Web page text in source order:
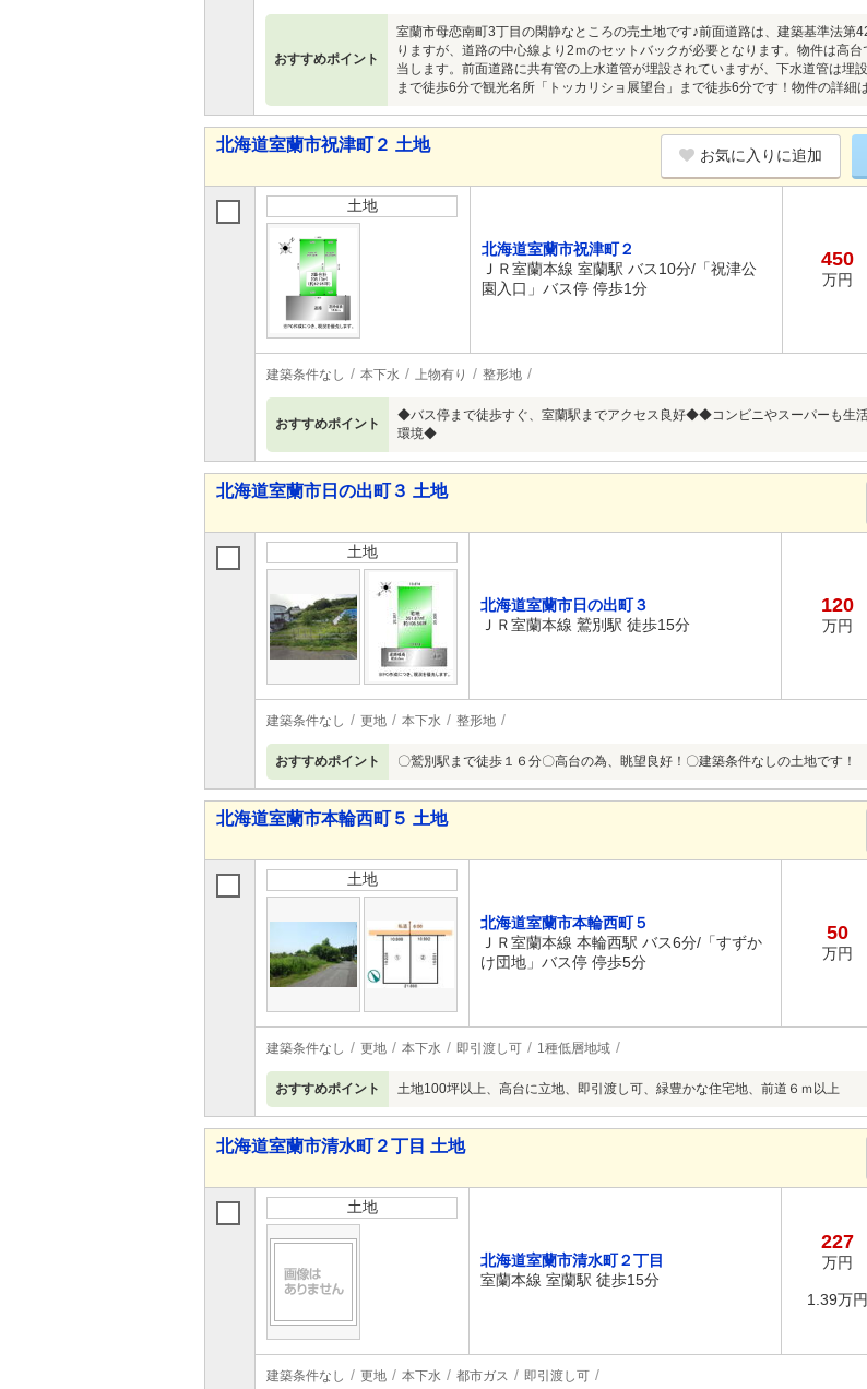
おすすめポイント
室蘭市母恋南町3丁目の閑静なところの売土地です♪前面道路は、建築基準法
りますが、道路の中心線より2ｍのセットバックが必要となります。物件は高
当します。前面道路に共有管の上水道管が埋設されていますが、下水道管は埋
まで徒歩6分で観光名所「トッカリショ展望台」まで徒歩6分です！物件の詳細
北海道室蘭市祝津町２ 土地
お気に入りに追加
土地
北海道室蘭市祝津町２
ＪＲ室蘭本線 室蘭駅 バス10分/「祝津公
園入口」バス停 停歩1分
450
万円
建築条件なし 本下水 上物有り 整形地
おすすめポイント
◆バス停まで徒歩すぐ、室蘭駅までアクセス良好◆◆コンビニやスーパーも生
環境◆
北海道室蘭市日の出町３ 土地
土地
北海道室蘭市日の出町３
ＪＲ室蘭本線 鷲別駅 徒歩15分
120
万円
建築条件なし 更地 本下水 整形地
おすすめポイント 〇鷲別駅まで徒歩１６分〇高台の為、眺望良好！〇建築条件なしの土地です！
北海道室蘭市本輪西町５ 土地
土地
北海道室蘭市本輪西町５
ＪＲ室蘭本線 本輪西駅 バス6分/「すずか
け団地」バス停 停歩5分
50
万円
建築条件なし 更地 本下水 即引渡し可 1種低層地域
おすすめポイント 土地100坪以上、高台に立地、即引渡し可、緑豊かな住宅地、前道６ｍ以上
北海道室蘭市清水町２丁目 土地
土地
北海道室蘭市清水町２丁目
室蘭本線 室蘭駅 徒歩15分
227
万円
1.39万円
建築条件なし 更地 本下水 都市ガス 即引渡し可